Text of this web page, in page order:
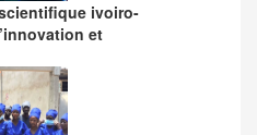
ivoiro-
et